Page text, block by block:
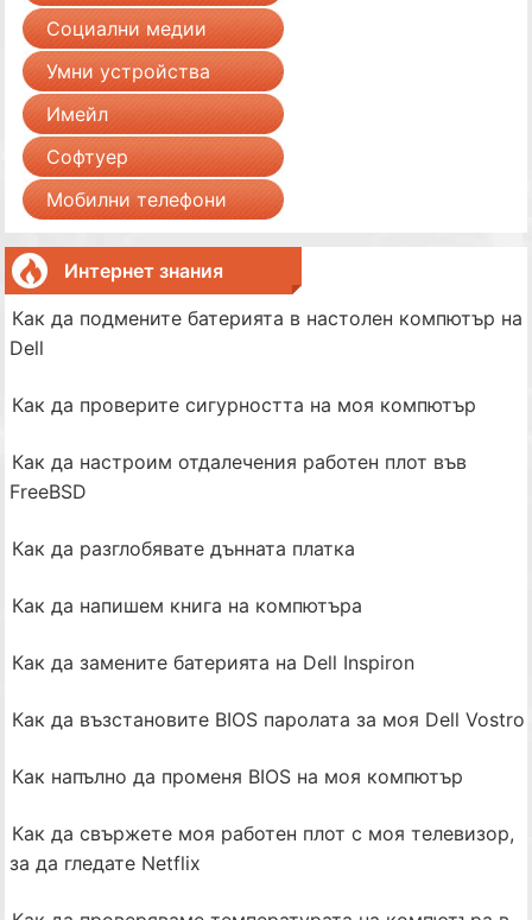
Социални медии
Умни устройства
Имейл
Софтуер
Мобилни телефони
Интернет знания
Как да подмените батерията в настолен компютър на
Dell
Как да проверите сигурността на моя компютър
Как да настроим отдалечения работен плот във
FreeBSD
Как да разглобявате дънната платка
Как да напишем книга на компютъра
Как да замените батерията на Dell Inspiron
Как да възстановите BIOS паролата за моя Dell Vostro
Как напълно да променя BIOS на моя компютър
Как да свържете моя работен плот с моя телевизор,
за да гледате Netflix